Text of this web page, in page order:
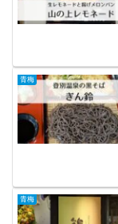
青梅
青梅